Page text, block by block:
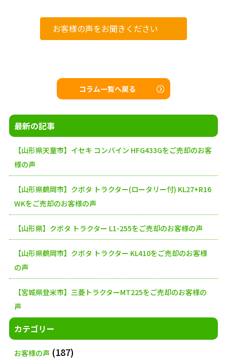
お客様の声をお聞きください
コラム一覧へ戻る
最新の記事
【山形県天童市】イセキ コンバイン HFG433Gをご売却のお客
様の声
【山形県鶴岡市】クボタ トラクター(ロータリー付) KL27+R16
WKをご売却のお客様の声
【山形県】クボタ トラクター L1-255をご売却のお客様の声
【山形県鶴岡市】クボタ トラクター KL410をご売却のお客様
の声
【宮城県登米市】三菱トラクターMT225をご売却のお客様の
声
カテゴリー
お客様の声(187)